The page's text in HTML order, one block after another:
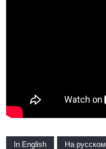
In English На русском